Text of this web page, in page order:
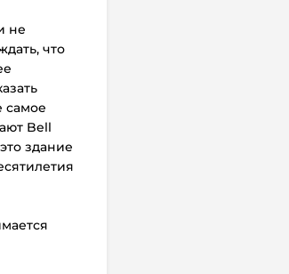
не
что
самое
Bell
здание